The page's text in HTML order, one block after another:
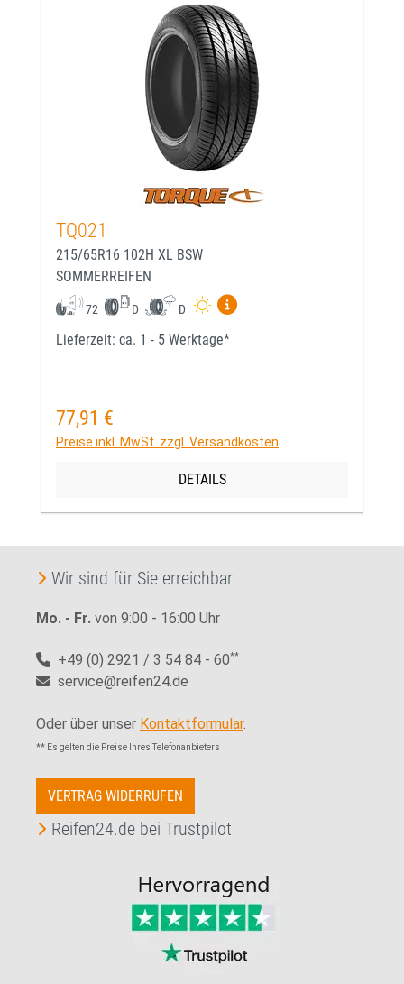
TQ021
215/65R16 102H XL BSW
SOMMERREIFEN
72 D D
Mehr Informationen zum
Lieferzeit: ca. 1 - 5 Werktage*
Regulärer Preis:
77,91 €
Preise inkl. MwSt. zzgl. Versandkosten
DETAILS
Wir sind für Sie erreichbar
Mo. - Fr. von 9:00 - 16:00 Uhr
+49 (0) 2921 / 3 54 84 - 60**
service@reifen24.de
Oder über unser Kontaktformular.
** Es gelten die Preise Ihres Telefonanbieters
VERTRAG WIDERRUFEN
Reifen24.de bei Trustpilot